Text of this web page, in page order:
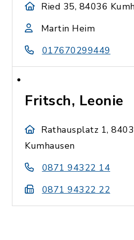
Ried 35, 84036
Martin Heim
017670299449
Fritsch, Leonie
Rathausplatz 1,
Kumhausen
0871 94322 14
0871 94322 22